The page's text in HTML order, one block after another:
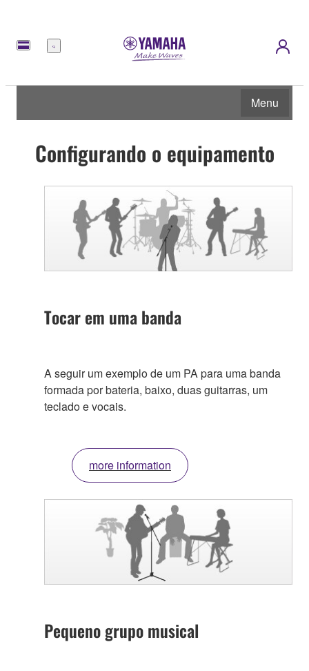
Menu
Menu
Configurando o equipamento
Tocar em uma banda
A seguir um exemplo de um PA para uma banda
formada por bateria, baixo, duas guitarras, um
teclado e vocais.
more information
Pequeno grupo musical